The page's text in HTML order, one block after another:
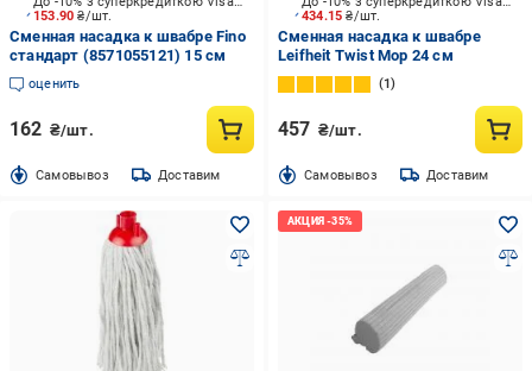
153.90₴/шт.
Сменная насадка к швабре Fino
стандарт (8571055121) 15 см
оценить
162 ₴/шт.
Cамовывоз Доставим
434.15₴/шт.
Сменная насадка к швабре
Leifheit Twist Mop 24 см
1
457 ₴/шт.
Cамовывоз Доставим